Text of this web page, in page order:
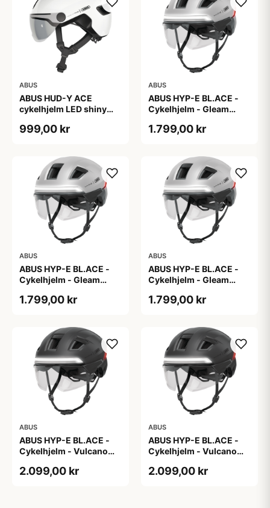
ABUS
ABUS HUD-Y ACE
cykelhjelm LED shiny
999,00 kr
ABUS
ABUS HYP-E BL.ACE -
Cykelhjelm - Gleam
1.799,00 kr
ABUS
ABUS HYP-E BL.ACE -
Cykelhjelm - Gleam
1.799,00 kr
ABUS
ABUS HYP-E BL.ACE -
Cykelhjelm - Gleam
1.799,00 kr
ABUS
ABUS HYP-E BL.ACE -
Cykelhjelm - Vulcano
2.099,00 kr
ABUS
ABUS HYP-E BL.ACE -
Cykelhjelm - Vulcano
2.099,00 kr